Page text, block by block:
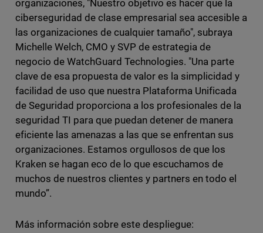
organizaciones, "Nuestro objetivo es hacer que la
ciberseguridad de clase empresarial sea accesible a
las organizaciones de cualquier tamaño", subraya
Michelle Welch, CMO y SVP de estrategia de
negocio de WatchGuard Technologies. "Una parte
clave de esa propuesta de valor es la simplicidad y
facilidad de uso que nuestra Plataforma Unificada
de Seguridad proporciona a los profesionales de la
seguridad TI para que puedan detener de manera
eficiente las amenazas a las que se enfrentan sus
organizaciones. Estamos orgullosos de que los
Kraken se hagan eco de lo que escuchamos de
muchos de nuestros clientes y partners en todo el
mundo”.
Más información sobre este despliegue: